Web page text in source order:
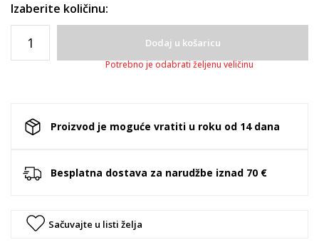
Izaberite količinu:
Dodaj u košaricu
Potrebno je odabrati željenu veličinu
Proizvod je moguće vratiti u roku od 14 dana
Besplatna dostava za narudžbe iznad 70 €
Sačuvajte u listi želja